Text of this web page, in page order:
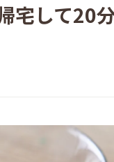
宅して20